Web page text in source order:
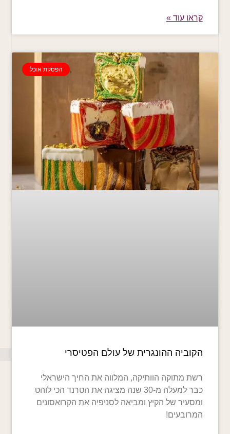
קראו עוד »
הפסקת אוכל
הקוביה ההונגרית של עולם הפטיסרי
רשת מתוקה הוותיקה, המלווה את החיך הישראלי
כבר למעלה מ-30 שנה מציגה את הטרנד הכי לוהט
ומסעיר של הקיץ ומביאה לסניפיה את הקרואסונים
המרובעים!